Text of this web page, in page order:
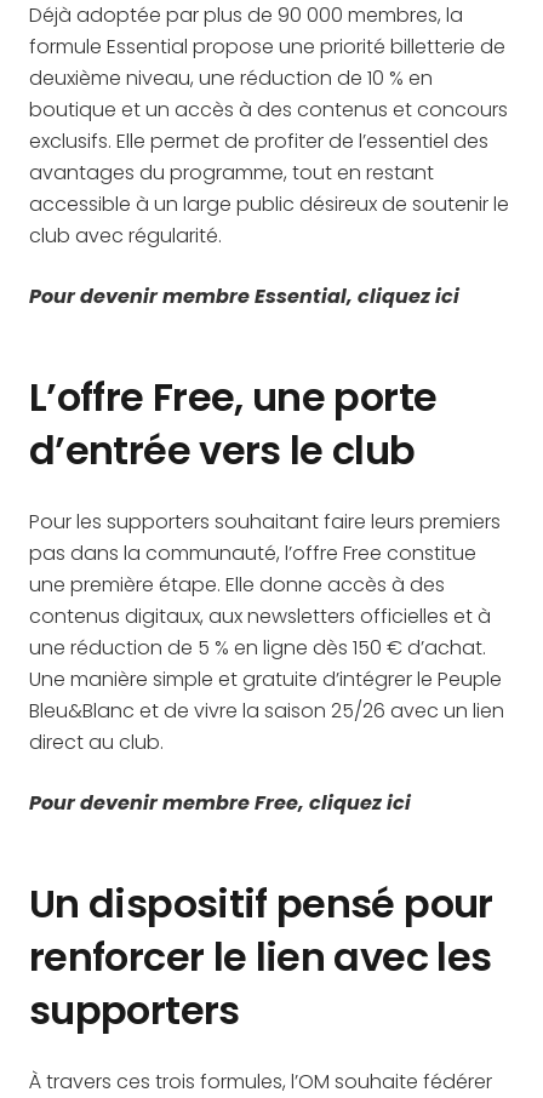
Déjà adoptée par plus de 90 000 membres, la
formule Essential propose une priorité billetterie de
deuxième niveau, une réduction de 10 % en
boutique et un accès à des contenus et concours
exclusifs. Elle permet de profiter de l’essentiel des
avantages du programme, tout en restant
accessible à un large public désireux de soutenir le
club avec régularité.
Pour devenir membre Essential, cliquez ici
L’offre Free, une porte
d’entrée vers le club
Pour les supporters souhaitant faire leurs premiers
pas dans la communauté, l’offre Free constitue
une première étape. Elle donne accès à des
contenus digitaux, aux newsletters officielles et à
une réduction de 5 % en ligne dès 150 € d’achat.
Une manière simple et gratuite d’intégrer le Peuple
Bleu&Blanc et de vivre la saison 25/26 avec un lien
direct au club.
Pour devenir membre Free, cliquez ici
Un dispositif pensé pour
renforcer le lien avec les
supporters
À travers ces trois formules, l’OM souhaite fédérer